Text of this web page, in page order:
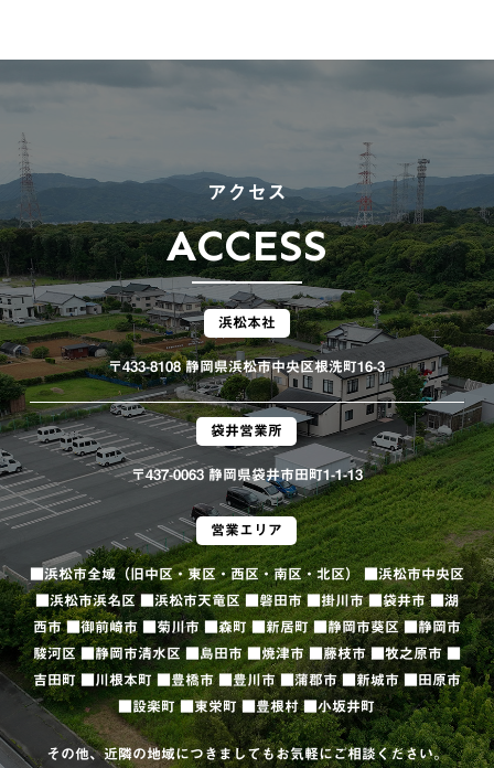
アクセス
ACCESS
浜松本社
〒433-8108 静岡県浜松市中央区根洗町16-3
袋井営業所
〒437-0063 静岡県袋井市田町1-1-13
営業エリア
■浜松市全域（旧中区・東区・西区・南区・北区） ■浜松市中央区
■浜松市浜名区 ■浜松市天竜区 ■磐田市 ■掛川市 ■袋井市 ■湖
西市 ■御前崎市 ■菊川市 ■森町 ■新居町 ■静岡市葵区 ■静岡市
駿河区 ■静岡市清水区 ■島田市 ■焼津市 ■藤枝市 ■牧之原市 ■
吉田町 ■川根本町 ■豊橋市 ■豊川市 ■蒲郡市 ■新城市 ■田原市
■設楽町 ■東栄町 ■豊根村 ■小坂井町
その他、近隣の地域につきましてもお気軽にご相談ください。